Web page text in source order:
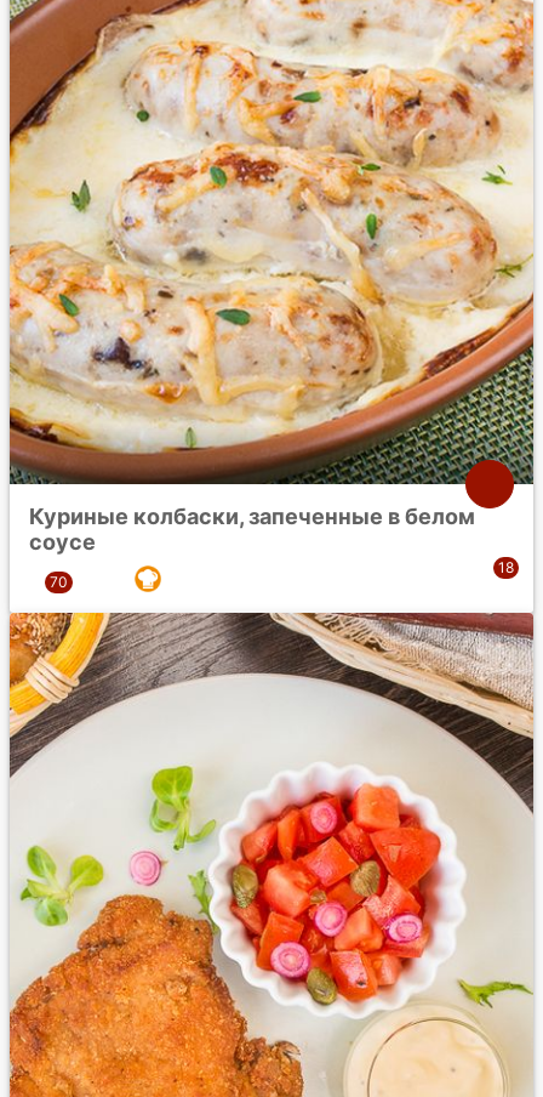
Куриные колбаски, запеченные в белом
соусе